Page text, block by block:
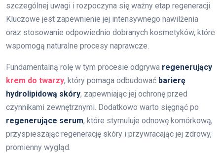
szczególnej uwagi i rozpoczyna się ważny etap regeneracji.
Kluczowe jest zapewnienie jej intensywnego nawilżenia
oraz stosowanie odpowiednio dobranych kosmetyków, które
wspomogą naturalne procesy naprawcze.
Fundamentalną rolę w tym procesie odgrywa regenerujący
krem do twarzy, który pomaga odbudować barierę
hydrolipidową skóry, zapewniając jej ochronę przed
czynnikami zewnętrznymi. Dodatkowo warto sięgnąć po
regenerujące serum, które stymuluje odnowę komórkową,
przyspieszając regenerację skóry i przywracając jej zdrowy,
promienny wygląd.